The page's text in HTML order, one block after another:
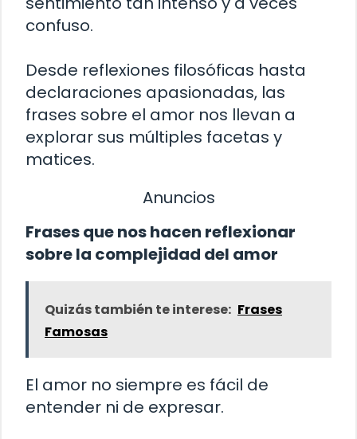
confuso.
Desde reflexiones filosóficas hasta
declaraciones apasionadas, las
frases sobre el amor nos llevan a
explorar sus múltiples facetas y
matices.
Anuncios
Frases que nos hacen reflexionar
sobre la complejidad del amor
Quizás también te interese: Frases
Famosas
El amor no siempre es fácil de
entender ni de expresar.